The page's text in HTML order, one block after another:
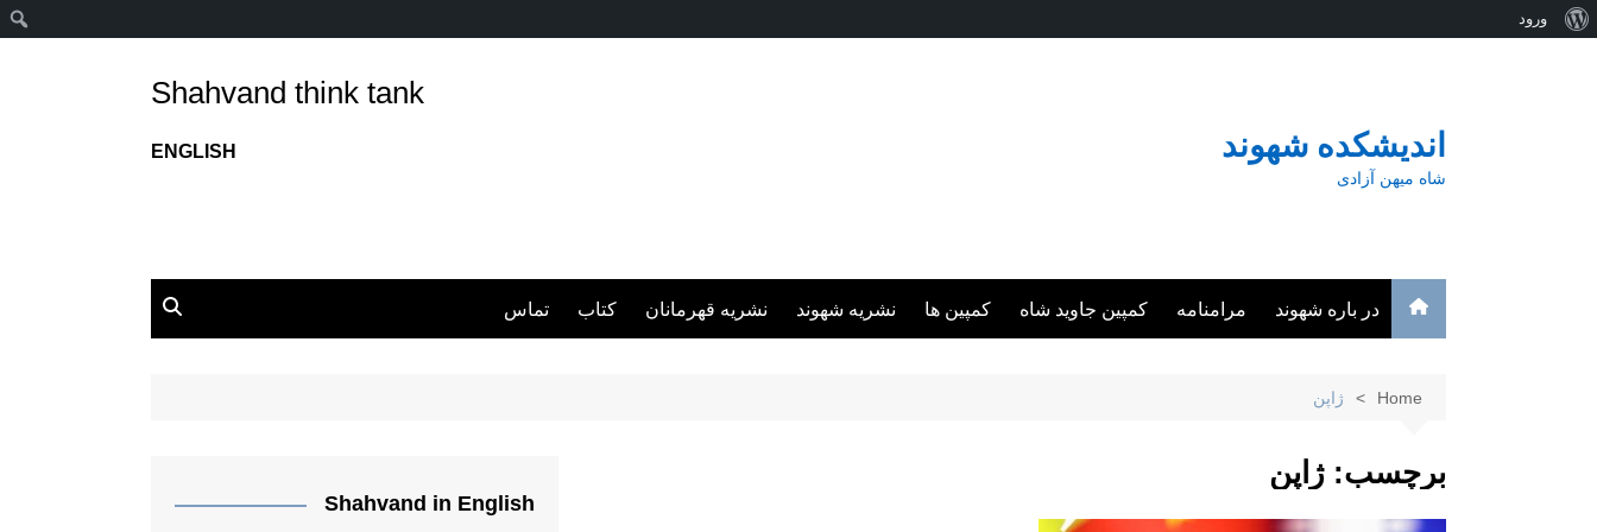
درباره
ورود
اندیشکده شهوند
شاه میهن آزادی
Shahvand think tank
ENGLISH
در باره شهوند مرامنامه کمپین جاوید شاه کمپین ها نشریه شهوند نشریه قهرمانان کتاب تماس
Home ژاپن
برچسب: ژاپن
Shahvand in English